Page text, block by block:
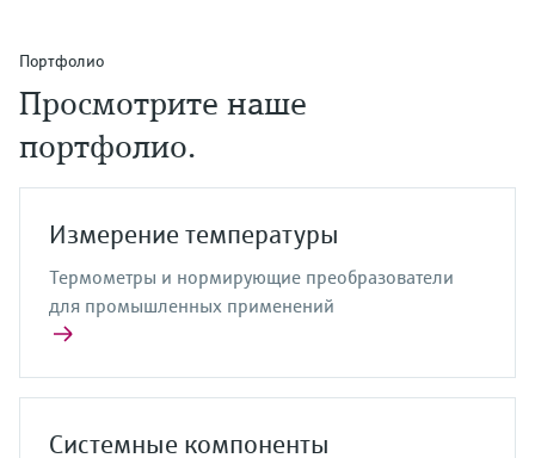
Портфолио
Просмотрите наше
портфолио.
Измерение температуры
Термометры и нормирующие преобразователи
для промышленных применений
Системные компоненты